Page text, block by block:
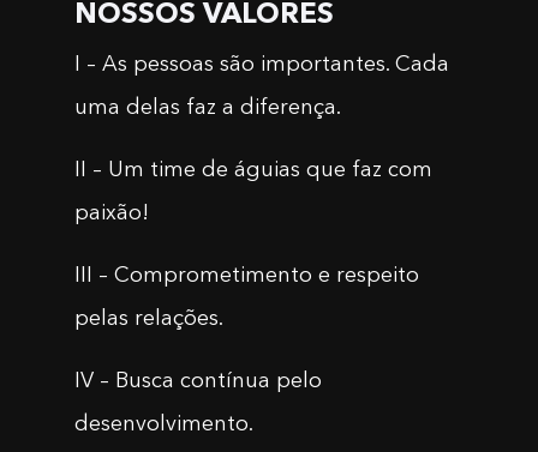
NOSSOS VALORES
I – As pessoas são importantes. Cada
uma delas faz a diferença.
II – Um time de águias que faz com
paixão!
III – Comprometimento e respeito
pelas relações.
IV – Busca contínua pelo
desenvolvimento.